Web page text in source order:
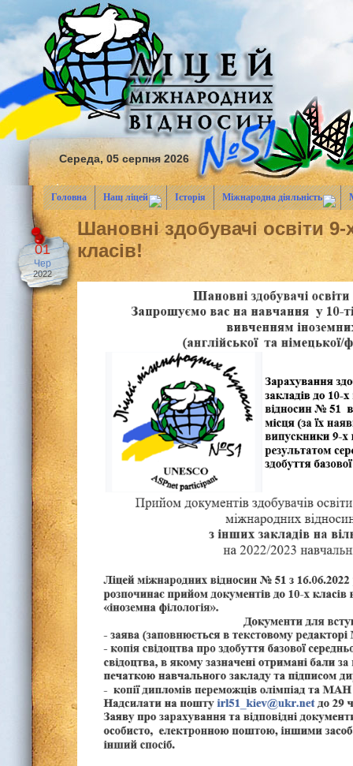
Середа, 05 серпня 2026
Головна Наш ліцей Історія Міжнародна діяльність
01
Чер
2022
Шановні здобувачі освіти 9-
класів!